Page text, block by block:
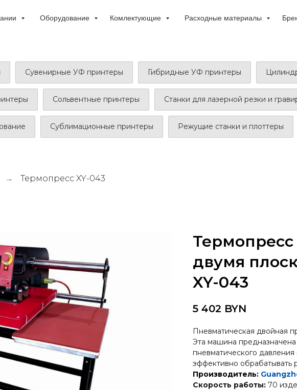
Оборудование Комлектующие Расходные материалы
Сувенирные УФ принтеры Гибридные УФ принтеры
Сольвентные принтеры Станки для лазерной резки и
Сублимационные принтеры Режущие станки и плоттеры
→ Термопресс XY-043
двумя
XY-043
5 402 BYN
Пневматическая двойная
Эта машина
пневматического
эффективно обрабатывать
Производитель:
Скорость работы: 70